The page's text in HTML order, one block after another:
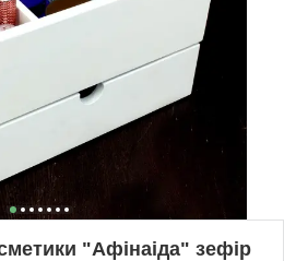
"Афінаіда" зефір